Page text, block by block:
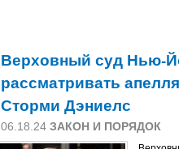
Верховный суд Нью-
рассматривать
Сторми Дэниелс
06.18.24 ЗАКОН И ПОРЯДОК